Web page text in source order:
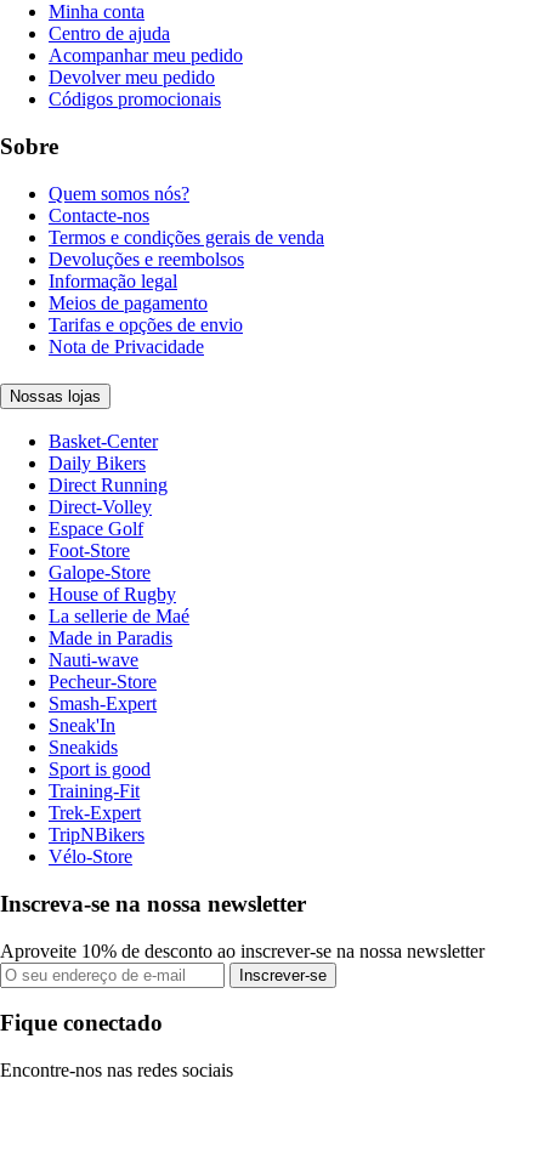
Minha conta
Centro de ajuda
Acompanhar meu pedido
Devolver meu pedido
Códigos promocionais
Sobre
Quem somos nós?
Contacte-nos
Termos e condições gerais de venda
Devoluções e reembolsos
Informação legal
Meios de pagamento
Tarifas e opções de envio
Nota de Privacidade
Nossas lojas
Basket-Center
Daily Bikers
Direct Running
Direct-Volley
Espace Golf
Foot-Store
Galope-Store
House of Rugby
La sellerie de Maé
Made in Paradis
Nauti-wave
Pecheur-Store
Smash-Expert
Sneak'In
Sneakids
Sport is good
Training-Fit
Trek-Expert
TripNBikers
Vélo-Store
Inscreva-se na nossa newsletter
Aproveite 10% de desconto ao inscrever-se na nossa newsletter
Inscrever-se
Fique conectado
Encontre-nos nas redes sociais